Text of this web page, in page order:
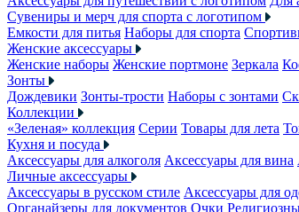
Сувениры и мерч для спорта с логотипом
Емкости для питья Наборы для спорта
Женские аксессуары
Женские наборы Женские портмоне Зеркала
Зонты
Дождевики Зонты-трости Наборы с зонтами
Коллекции
«Зеленая» коллекция Серии Товары для лета
Кухня и посуда
Аксессуары для алкоголя Аксессуары для вина
Личные аксессуары
Аксессуары в русском стиле Аксессуары для
Органайзеры для документов Очки